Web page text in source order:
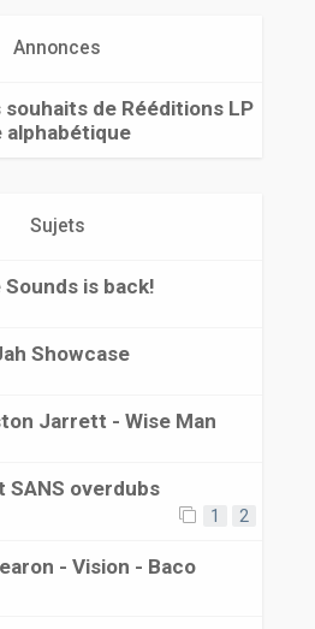
Annonces
de Rééditions LP
alphabétique
Sujets
is back!
Showcase
Jarrett - Wise Man
SANS overdubs
1 2
- Vision - Baco